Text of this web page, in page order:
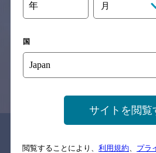
サイトマップ ご意見・ご感
念のためお店にご確認の上ご来店くださ
す。
年 月
国
サイトを閲覧
閲覧することにより、 利用規約、 プラ